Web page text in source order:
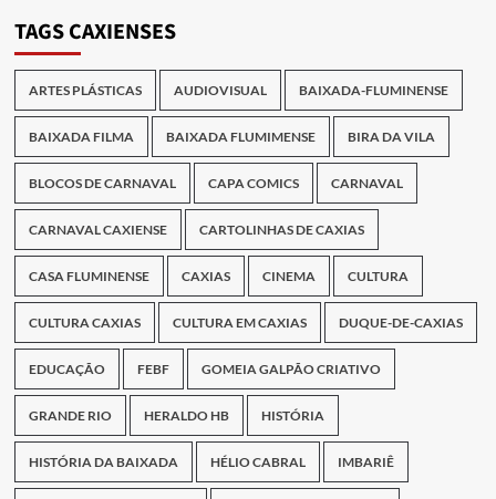
TAGS CAXIENSES
ARTES PLÁSTICAS AUDIOVISUAL BAIXADA-FLUMINENSE
BAIXADA FILMA BAIXADA FLUMIMENSE BIRA DA VILA
BLOCOS DE CARNAVAL CAPA COMICS CARNAVAL
CARNAVAL CAXIENSE CARTOLINHAS DE CAXIAS
CASA FLUMINENSE CAXIAS CINEMA CULTURA
CULTURA CAXIAS CULTURA EM CAXIAS DUQUE-DE-CAXIAS
EDUCAÇÃO FEBF GOMEIA GALPÃO CRIATIVO
GRANDE RIO HERALDO HB HISTÓRIA
HISTÓRIA DA BAIXADA HÉLIO CABRAL IMBARIÊ